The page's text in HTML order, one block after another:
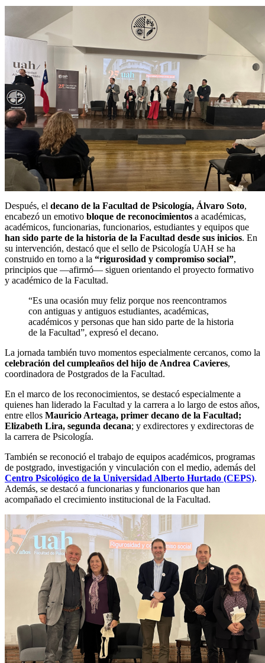
Después, el decano de la Facultad de Psicología, Álvaro Soto,
encabezó un emotivo bloque de reconocimientos a académicas,
académicos, funcionarias, funcionarios, estudiantes y equipos que
han sido parte de la historia de la Facultad desde sus inicios. En
su intervención, destacó que el sello de Psicología UAH se ha
construido en torno a la “rigurosidad y compromiso social”,
principios que —afirmó— siguen orientando el proyecto formativo
y académico de la Facultad.
“Es una ocasión muy feliz porque nos reencontramos
con antiguas y antiguos estudiantes, académicas,
académicos y personas que han sido parte de la historia
de la Facultad”, expresó el decano.
La jornada también tuvo momentos especialmente cercanos, como la
celebración del cumpleaños del hijo de Andrea Cavieres,
coordinadora de Postgrados de la Facultad.
En el marco de los reconocimientos, se destacó especialmente a
quienes han liderado la Facultad y la carrera a lo largo de estos años,
entre ellos Mauricio Arteaga, primer decano de la Facultad;
Elizabeth Lira, segunda decana; y exdirectores y exdirectoras de
la carrera de Psicología.
También se reconoció el trabajo de equipos académicos, programas
de postgrado, investigación y vinculación con el medio, además del
Centro Psicológico de la Universidad Alberto Hurtado (CEPS).
Además, se destacó a funcionarias y funcionarios que han
acompañado el crecimiento institucional de la Facultad.